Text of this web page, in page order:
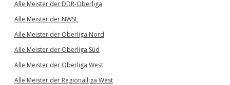
Alle Meister der DDR-Oberliga
Alle Meister der NWSL
Alle Meister der Oberliga Nord
Alle Meister der Oberliga Süd
Alle Meister der Oberliga West
Alle Meister der Regionalliga West